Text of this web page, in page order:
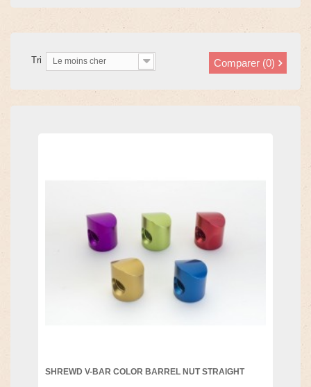
Comparer (0)
Tri Le moins cher
SHREWD V-BAR COLOR BARREL NUT STRAIGHT